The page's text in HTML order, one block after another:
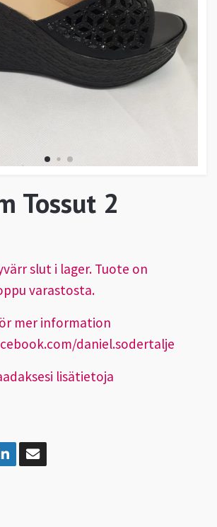
Tossut 2
slut i lager. Tuote on
varastosta.
mer information
daniel.sodertalje
lisätietoja